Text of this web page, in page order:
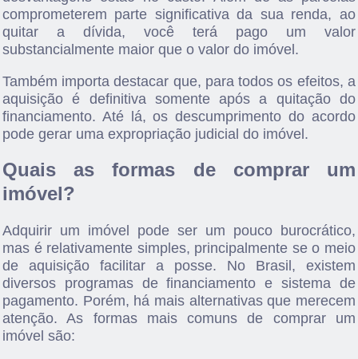
comprometerem parte significativa da sua renda, ao
quitar a dívida, você terá pago um valor
substancialmente maior que o valor do imóvel.
Também importa destacar que, para todos os efeitos, a
aquisição é definitiva somente após a quitação do
financiamento. Até lá, os descumprimento do acordo
pode gerar uma expropriação judicial do imóvel.
Quais as formas de comprar um
imóvel?
Adquirir um imóvel pode ser um pouco burocrático,
mas é relativamente simples, principalmente se o meio
de aquisição facilitar a posse. No Brasil, existem
diversos programas de financiamento e sistema de
pagamento. Porém, há mais alternativas que merecem
atenção. As formas mais comuns de comprar um
imóvel são: